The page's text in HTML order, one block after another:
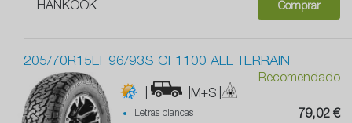
HANKOOK Comprar
205/70R15LT 96/93S CF1100 ALL TERRAIN
| |M+S |
Letras blancas
Recomendado
79,02 €